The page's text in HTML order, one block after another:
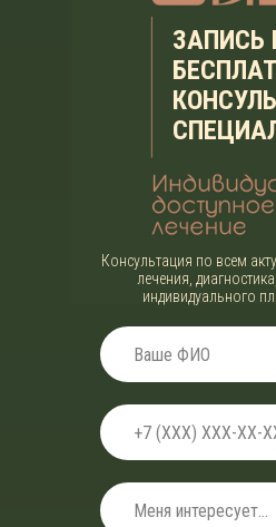
Консультация по всем
лечения,
индивидуального
ЗАПИСЬ